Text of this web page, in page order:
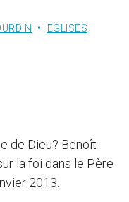
EGLISES
de Dieu? Benoît
la foi dans le Père
2013.